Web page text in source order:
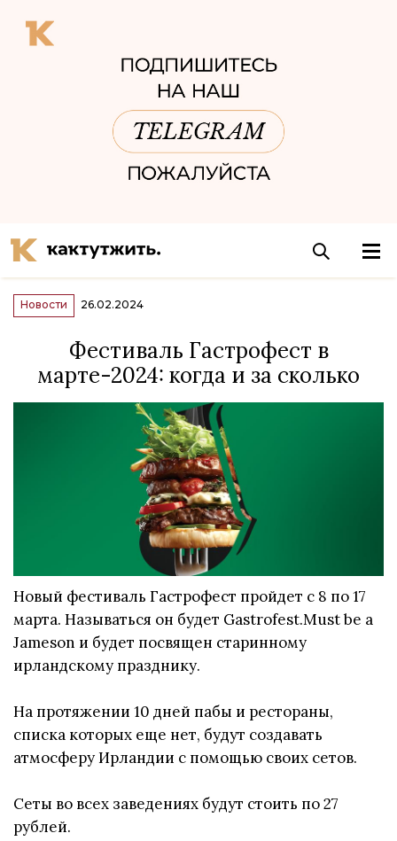
Новости 26.02.2024
Фестиваль Гастрофест в
марте-2024: когда и за сколько
Новый фестиваль Гастрофест пройдет с 8 по 17
марта. Называться он будет Gastrofest.Must be a
Jameson и будет посвящен старинному
ирландскому празднику.
На протяжении 10 дней пабы и рестораны,
списка которых еще нет, будут создавать
атмосферу Ирландии с помощью своих сетов.
Сеты во всех заведениях будут стоить по 27
рублей.